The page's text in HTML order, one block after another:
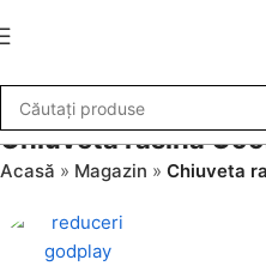
Chiuveta rasina
Acasă » Magazin » Chiuveta